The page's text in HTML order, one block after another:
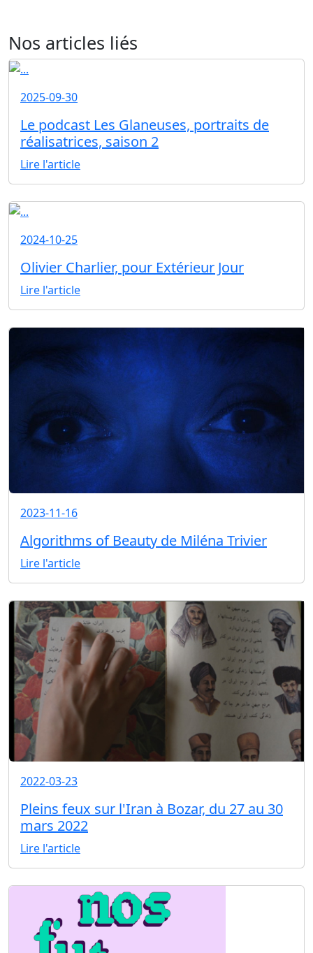
Nos articles liés
2025-09-30
Le podcast Les Glaneuses, portraits de
réalisatrices, saison 2
Lire l'article
2024-10-25
Olivier Charlier, pour Extérieur Jour
Lire l'article
2023-11-16
Algorithms of Beauty de Miléna Trivier
Lire l'article
2022-03-23
Pleins feux sur l'Iran à Bozar, du 27 au 30
mars 2022
Lire l'article